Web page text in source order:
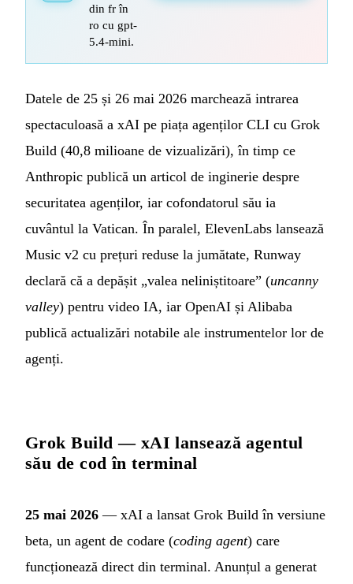
din fr în
ro cu gpt-
5.4-mini.
Datele de 25 și 26 mai 2026 marchează intrarea
spectaculoasă a xAI pe piața agenților CLI cu Grok
Build (40,8 milioane de vizualizări), în timp ce
Anthropic publică un articol de inginerie despre
securitatea agenților, iar cofondatorul său ia
cuvântul la Vatican. În paralel, ElevenLabs lansează
Music v2 cu prețuri reduse la jumătate, Runway
declară că a depășit „valea neliniștitoare” (uncanny
valley) pentru video IA, iar OpenAI și Alibaba
publică actualizări notabile ale instrumentelor lor de
agenți.
Grok Build — xAI lansează agentul
său de cod în terminal
25 mai 2026 — xAI a lansat Grok Build în versiune
beta, un agent de codare (coding agent) care
funcționează direct din terminal. Anunțul a generat